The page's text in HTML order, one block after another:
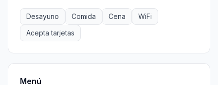
Desayuno Comida Cena
WiFi
Acepta tarjetas
Menú